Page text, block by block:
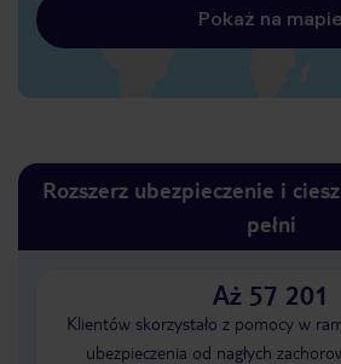
Pokaż na mapie
Rozszerz ubezpieczenie i
pełni
Aż 57 201
Klientów skorzystało z pomocy w
ubezpieczenia od nagłych